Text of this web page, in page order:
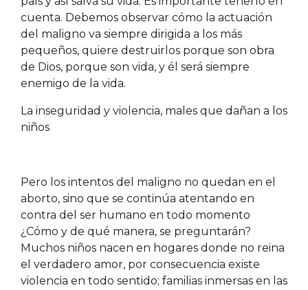
cuenta. Debemos observar cómo la actuación
del maligno va siempre dirigida a los más
pequeños, quiere destruirlos porque son obra
de Dios, porque son vida, y él será siempre
enemigo de la vida.
La inseguridad y violencia, males que dañan a los
niños
Pero los intentos del maligno no quedan en el
aborto, sino que se continúa atentando en
contra del ser humano en todo momento
¿Cómo y de qué manera, se preguntarán?
Muchos niños nacen en hogares donde no reina
el verdadero amor, por consecuencia existe
violencia en todo sentido; familias inmersas en las